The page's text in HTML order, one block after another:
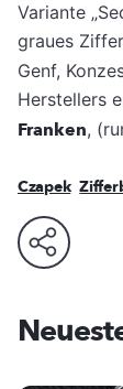
Variante
graues
Genf,
Herstellers
Franken,
Czapek